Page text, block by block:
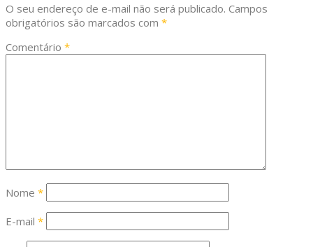
O seu endereço de e-mail não será publicado. Campos
obrigatórios são marcados com *
Comentário *
Nome *
E-mail *